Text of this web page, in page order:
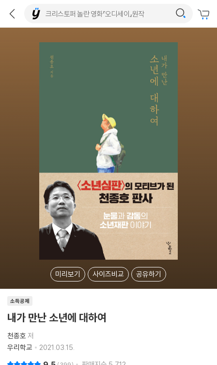
미리보기 사이즈비교 공유하기
소득공제
내가 만난 소년에 대하여
천종호 저
우리학교
2021.03.15.